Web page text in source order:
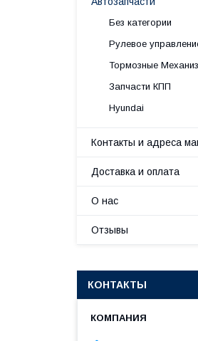
Без категории
Рулевое
Тормозные
Запчасти КПП
Hyundai
Контакты и адреса
Доставка и оплата
О нас
Отзывы
КОНТАКТЫ